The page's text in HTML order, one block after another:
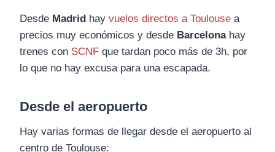
Desde Madrid hay vuelos directos a Toulouse a
precios muy económicos y desde Barcelonahay
trenes con SCNF que tardan poco más de 3h, por
lo que no hay excusa para una escapada.
Desde el aeropuerto
Hay varias formas de llegar desde el aeropuerto al
centro de Toulouse: